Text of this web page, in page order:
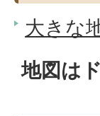
大きな
地図は